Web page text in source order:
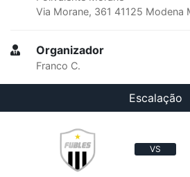
Via Morane, 361 41125 Modena
Organizador
Franco C.
Escalação
VS